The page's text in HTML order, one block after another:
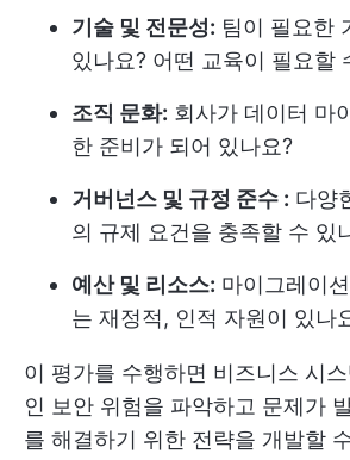
기술 및 전문성: 팀이 필요한
있나요? 어떤 교육이 필요할
조직 문화: 회사가 데이터 마
한 준비가 되어 있나요?
거버넌스 및 규정 준수 : 다양
의 규제 요건을 충족할 수 있
예산 및 리소스: 마이그레이
는 재정적, 인적 자원이 있나
이 평가를 수행하면 비즈니스 시
인 보안 위험을 파악하고 문제가
를 해결하기 위한 전략을 개발할